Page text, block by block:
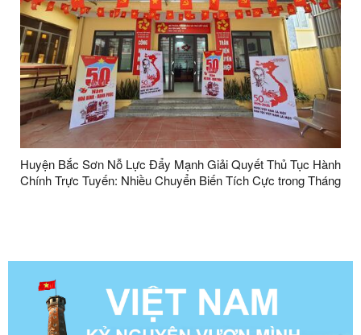
Huyện Bắc Sơn Nỗ Lực Đẩy Mạnh Giải Quyết Thủ Tục Hành
Chính Trực Tuyến: Nhiều Chuyển Biến Tích Cực trong Tháng